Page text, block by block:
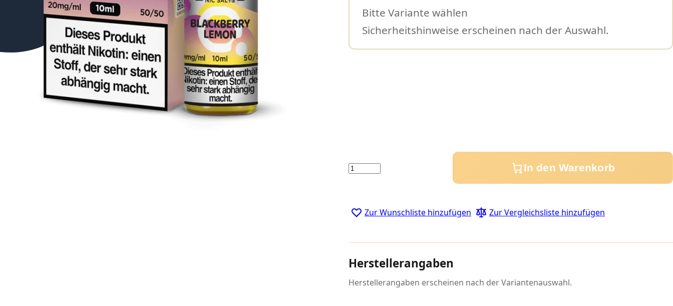
Bitte Variante wählen
Sicherheitshinweise erscheinen nach der Auswahl.
Menge In den Warenkorb
Zur Wunschliste hinzufügen Zur Vergleichsliste hinzufügen
Herstellerangaben
Herstellerangaben erscheinen nach der Variantenauswahl.